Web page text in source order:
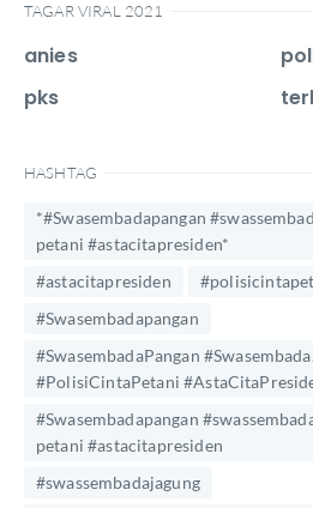
TAGAR VIRAL 2021
anies
pks
HASHTAG
*#Swasembadapangan
petani #astacitapresiden*
#astacitapresiden
#Swasembadapangan
#SwasembadaPangan
#PolisiCintaPetani
#Swasembadapangan
petani #astacitapresiden
#swassembadajagung